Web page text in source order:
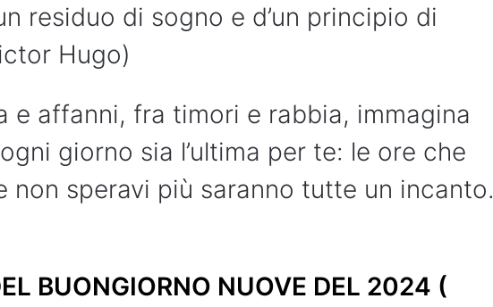
residuo di sogno e d’un principio di
Hugo)
e affanni, fra timori e rabbia, immagina
giorno sia l’ultima per te: le ore che
non speravi più saranno tutte un incanto.
BUONGIORNO NUOVE DEL 2024 (